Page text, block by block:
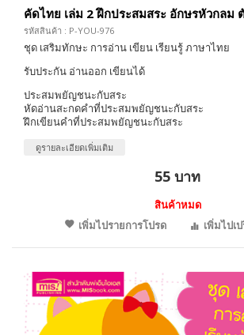
คัดไทย เล่ม 2 ฝึกประสมสระ อักษรหัวกลม
รหัสสินค้า : P-YOU-976
ชุด เสริมทักษะ การอ่าน เขียน เรียนรู้ ภาษาไทย
รับประกัน อ่านออก เขียนได้
ประสมพยัญชนะกับสระ
หัดอ่านสะกดคำที่ประสมพยัญชนะกับสระ
ฝึกเขียนคำที่ประสมพยัญชนะกับสระ
ดูรายละเอียดเพิ่มเติม
55 บาท
สินค้าหมด
เพิ่มไปรายการโปรด
เพิ่มไปเ